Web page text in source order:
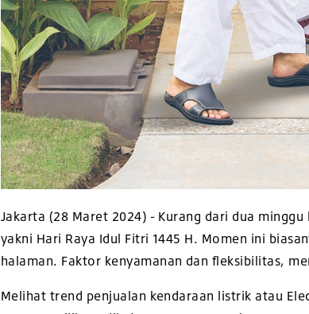
Jakarta (28 Maret 2024) - Kurang dari dua
yakni Hari Raya Idul Fitri 1445 H. Momen ini
halaman. Faktor kenyamanan dan fleksibilitas,
Melihat trend penjualan kendaraan listrik atau